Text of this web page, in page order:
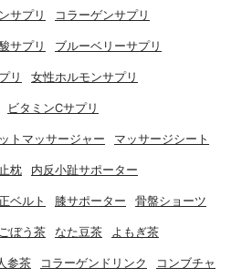
サプリ コラーゲンサプリ
サプリ ブルーベリーサプリ
リ 女性ホルモンサプリ
ビタミンCサプリ
トマッサージャー マッサージシート
枕 内反小趾サポーター
ベルト 膝サポーター 骨盤ショーツ
ごぼう茶 なた豆茶 よもぎ茶
参茶 コラーゲンドリンク コンブチャ